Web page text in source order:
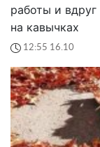
работы и
на кавычках
12:55 16.10